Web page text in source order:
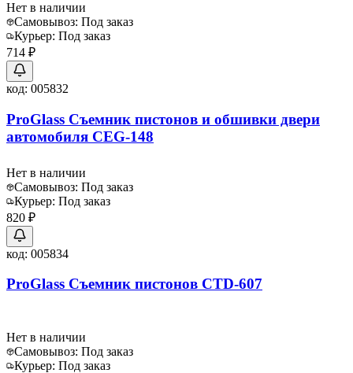
Нет в наличии
Самовывоз: Под заказ
Курьер: Под заказ
714 ₽
код: 005832
ProGlass Съемник пистонов и обшивки двери
автомобиля CEG-148
Нет в наличии
Самовывоз: Под заказ
Курьер: Под заказ
820 ₽
код: 005834
ProGlass Съемник пистонов CTD-607
Нет в наличии
Самовывоз: Под заказ
Курьер: Под заказ